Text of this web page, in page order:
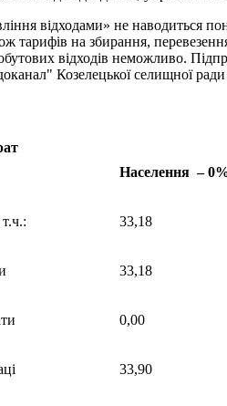
відходами» не наводиться
тарифів на збирання,
відходів неможливо.
Козелецької селищної
Населення –
33,18
33,18
0,00
33,90